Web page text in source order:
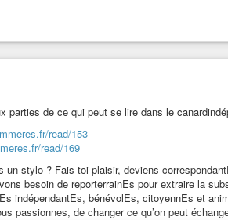
de ce qui peut se lire dans le
read/153
read/169
un stylo ? Fais toi plaisir, deviens
besoin de reporterrainEs pour extraire la
indépendantEs, bénévolEs, citoyennEs et
passionnes, de changer ce qu’on peut